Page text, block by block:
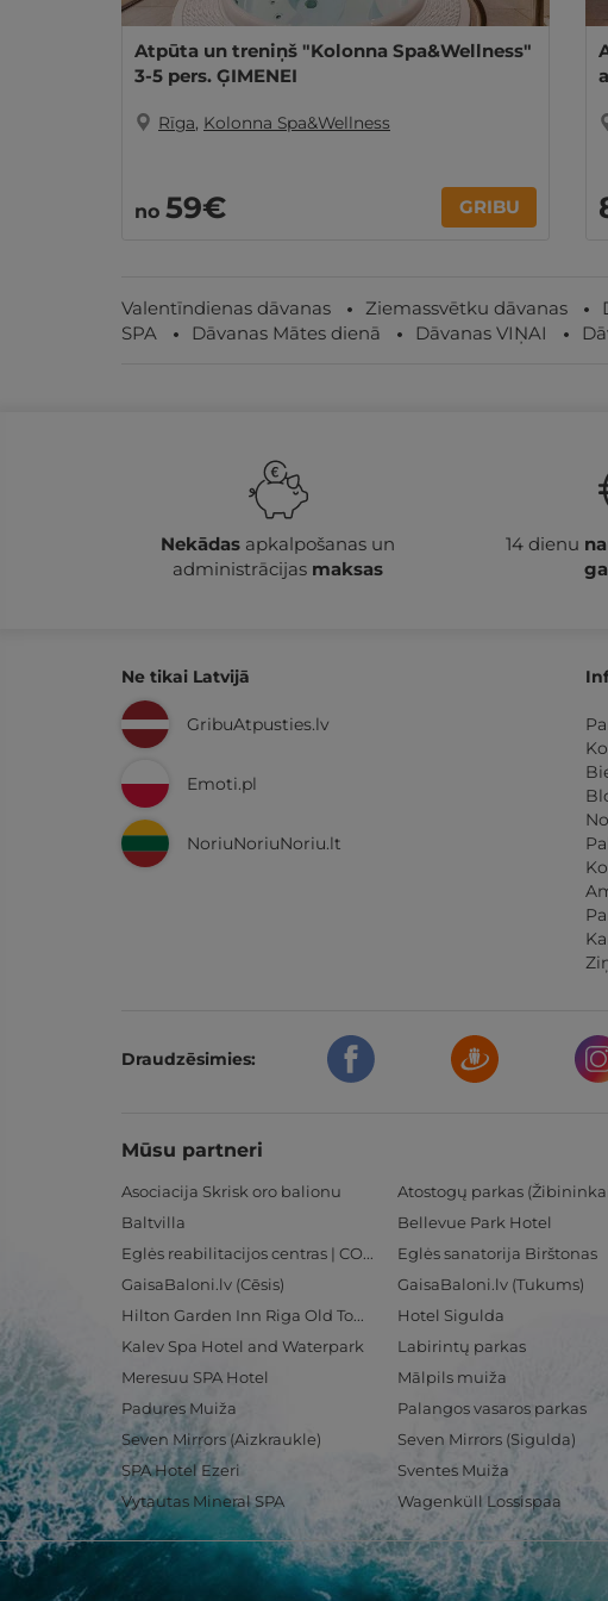
Atpūta un treniņš "Kolonna Spa&Wellness"
3-5 pers. ĢIMENEI
Rīga, Kolonna Spa&Wellness
no 59€ GRIBU
Valentīndienas dāvanas Ziemassvētku dāvanas
SPA
Dāvanas Mātes dienā Dāvanas VIŅAI
Nekādasapkalpošanas un
administrācijas maksas
14 dienu
Ne tikai Latvijā
GribuAtpusties.lv
Emoti.pl
NoriuNoriuNoriu.lt
Draudzēsimies:
Mūsu partneri
Asociacija Skrisk oro balionu Atostogų parkas
Baltvilla
Bellevue Park Hotel
Eglės reabilitacijos centras | CORE
Eglės sanatorija Birštonas
GaisaBaloni.lv (Cēsis)
GaisaBaloni.lv (Tukums)
Hilton Garden Inn Riga Old Town
Hotel Sigulda
Kalev Spa Hotel and Waterpark
Labirintų parkas
Meresuu SPA Hotel
Mālpils muiža
Padures Muiža
Palangos vasaros parkas
Seven Mirrors (Aizkraukle)
Seven Mirrors (Sigulda)
SPA Hotel Ezeri
Sventes Muiža
Vytautas Mineral SPA
Wagenküll Lossispaa